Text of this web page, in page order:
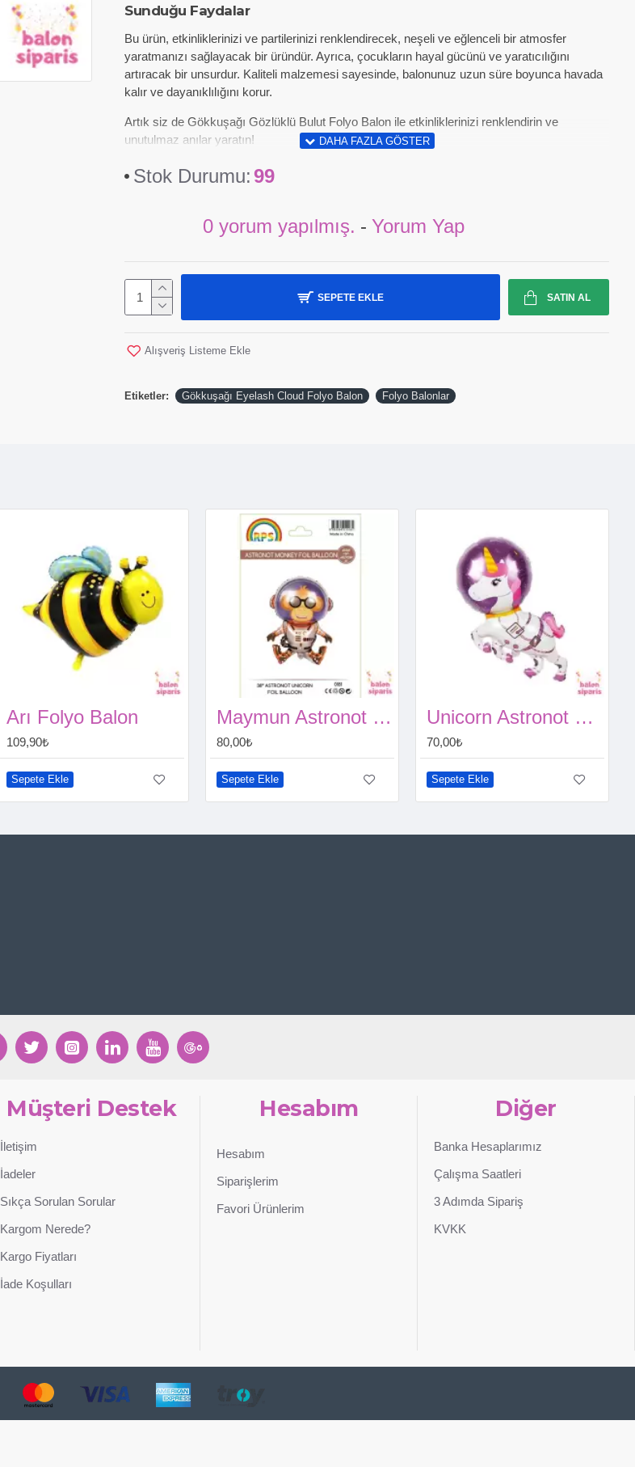
Sunduğu Faydalar
Bu ürün, etkinliklerinizi ve partilerinizi renklendirecek, neşeli ve eğlenceli bir atmosfer
yaratmanızı sağlayacak bir üründür. Ayrıca, çocukların hayal gücünü ve yaratıcılığını
artıracak bir unsurdur. Kaliteli malzemesi sayesinde, balonunuz uzun süre boyunca havada
kalır ve dayanıklılığını korur.
Artık siz de Gökkuşağı Gözlüklü Bulut Folyo Balon ile etkinliklerinizi renklendirin ve
unutulmaz anılar yaratın!
Stok Durumu:99
0 yorum yapılmış. - Yorum Yap
SEPETE EKLE SATIN AL
Alışveriş Listeme Ekle
Etiketler: Gökkuşağı Eyelash Cloud Folyo Balon Folyo Balonlar
Arı Folyo Balon
109,90₺
Sepete Ekle
Maymun Astronot Folyo Balon
80,00₺
Sepete Ekle
Unicorn Astronot Folyo Balon
70,00₺
Sepete Ekle
Müşteri Destek
İletişim
İadeler
Sıkça Sorulan Sorular
Kargom Nerede?
Kargo Fiyatları
İade Koşulları
Hesabım
Hesabım
Siparişlerim
Favori Ürünlerim
Diğer
Banka Hesaplarımız
Çalışma Saatleri
3 Adımda Sipariş
KVKK